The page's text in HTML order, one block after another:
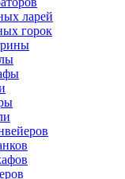
ларей
горок